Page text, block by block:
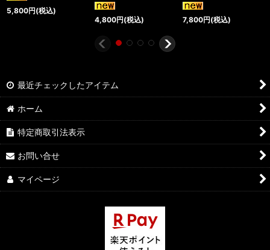
5,800円(税込)
4,800円(税込) 7,800円(税込)
最近チェックしたアイテム
ホーム
特定商取引法表示
お問い合せ
マイページ